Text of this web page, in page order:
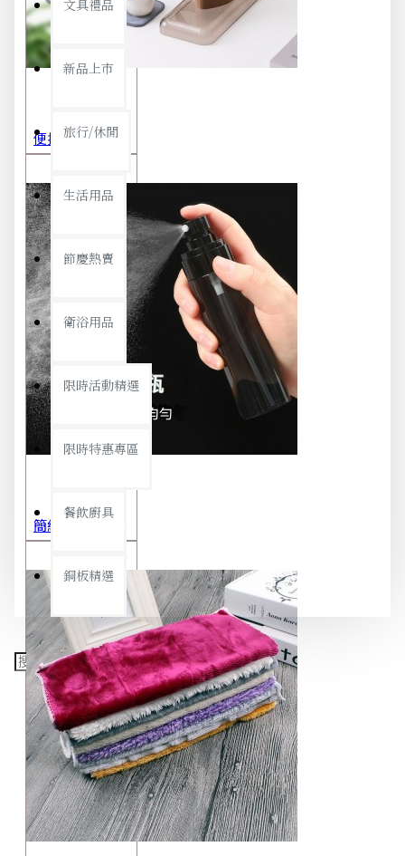
文具禮品
新品上市
旅行/休閒
生活用品
節慶熱賣
衛浴用品
限時活動精選
限時特惠專區
餐飲廚具
銅板精選
便攜旅行茶具組 茶杯 茶壺 陶瓷杯 泡茶組 茶具套裝 伴手禮 禮盒 禮品